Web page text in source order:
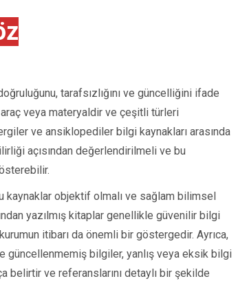
tarafsızlığını ve güncelliğini ifade
veya materyaldir ve çeşitli türleri
ve ansiklopediler bilgi kaynakları arasında
açısından değerlendirilmeli ve bu
kaynaklar objektif olmalı ve sağlam bilimsel
yazılmış kitaplar genellikle güvenilir bilgi
itibarı da önemli bir göstergedir. Ayrıca,
güncellenmemiş bilgiler, yanlış veya eksik bilgi
belirtir ve referanslarını detaylı bir şekilde